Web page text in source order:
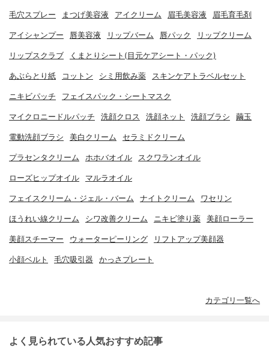
毛穴スプレー まつげ美容液 アイクリーム 眉毛美容液 眉毛育毛剤
アイシャンプー 唇美容液 リップバーム 唇パック リップクリーム
リップスクラブ くまとりシート(目元ケアシート・パック)
あぶらとり紙 コットン シミ用飲み薬 スキンケアトラベルセット
ニキビパッチ フェイスパック・シートマスク
マイクロニードルパッチ 洗顔クロス 洗顔ネット 洗顔ブラシ 繭玉
電動洗顔ブラシ 美白クリーム セラミドクリーム
プラセンタクリーム ホホバオイル スクワランオイル
ローズヒップオイル マルラオイル
フェイスクリーム・ジェル・バーム ナイトクリーム ワセリン
ほうれい線クリーム シワ改善クリーム ニキビ塗り薬 美顔ローラー
美顔スチーマー ウォーターピーリング リフトアップ美顔器
小顔ベルト 毛穴吸引器 かっさプレート
カテゴリ一覧へ
よく見られている人気おすすめ記事